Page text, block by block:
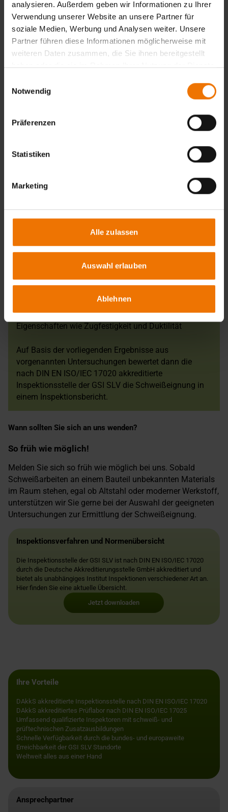
analysieren. Außerdem geben wir Informationen zu Ihrer
Verwendung unserer Website an unsere Partner für
soziale Medien, Werbung und Analysen weiter. Unsere
Partner führen diese Informationen möglicherweise mit
weiteren Daten zusammen, die Sie ihnen bereitgestellt
haben oder die sie im Rahmen Ihrer Nutzung der Dienste
Notwendig
Präferenzen
Statistiken
Marketing
Alle zulassen
Auswahl erlauben
Ablehnen
Die GSI SLV bietet hierzu als ein durch die DAkkS nach
DIN EN ISO/IEC 17025 akkreditiertes Prüflabor
Funkenspektralanalyse
Schwefelabdruck nach Baumann
Weitere Prüfungen zur Ermittlung mechanischer
Eigenschaften wie Zugfestigkeit und Duktilität
Auf Basis der vorliegenden Ergebnisse aus
vorgenannten Untersuchungen bewertet dann die
nach DIN EN ISO/IEC 17020 akkreditierte
Inspektionsstelle der GSI SLV die Schweißeignung in
einem Inspektionsbericht.
Wann sollten Sie sich an uns wenden?
So früh wie möglich!
Melden Sie sich so früh wie möglich bei uns. Sobald
Schweißarbeiten an einem Bauteil unbekannten Materials
im Raum stehen, egal ob Altstahl oder moderner Werkstoff,
unterstützen wir Sie gerne bei der Auswahl der geeigneten
Untersuchungen zur Ermittlung der Schweißeignung.
Inspektionsverfahren und Normenübersicht
Die Inspektionsstelle der GSI SLV ist nach DIN EN ISO/IEC 17020
durch die Deutsche Akkreditierungsstelle GmbH akkreditiert und
bietet als unabhängiges Institut Inspektionen verschiedener Art an.
Hier finden Sie eine aktuelle Übersicht.
Jetzt downloaden
Ihre Vorteile
DAkkS akkreditierte Inspektionsstelle nach DIN EN ISO/IEC 17020
DAkkS akkreditiertes Prüflabor nach DIN EN ISO/IEC 17025
Umfassend qualifizierte Inspektoren mit schweiß- und
prüftechnischen Zusatzausbildungen
Schnelle Verfügbarkeit durch die bundes- und europaweite
Erreichbarkeit der GSI SLV Standorte
Weltweit alles aus einer Hand
Ansprechpartner